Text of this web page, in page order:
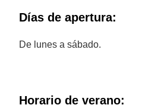
Días de apertura:
De lunes a sábado.
Horario de verano: